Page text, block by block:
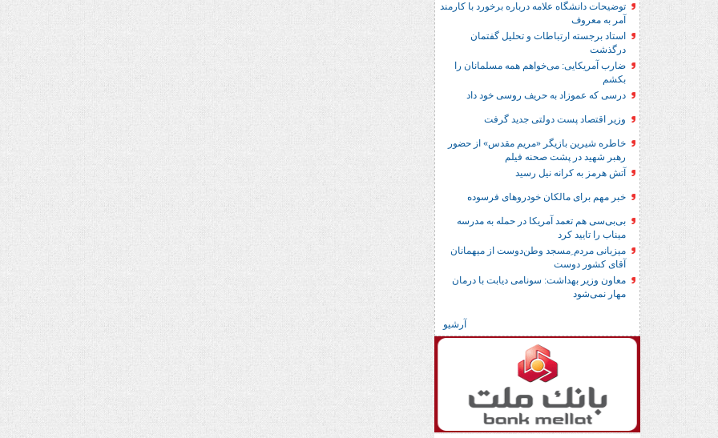
توضیحات دانشگاه علامه درباره برخورد با کارمند
آمر به معروف
استاد برجسته ارتباطات و تحلیل گفتمان
درگذشت
ضارب آمریکایی: می‌خواهم همه مسلمانان را
بکشم
درسی که عموزاد به حریف روسی خود داد
وزیر اقتصاد پست دولتی جدید گرفت
خاطره شیرین بازیگر «مریم مقدس» از حضور
رهبر شهید در پشت صحنه فیلم
آتش هرمز به کرانه نیل رسید
خبر مهم برای مالکان خودروهای فرسوده
بی‌بی‌سی هم تعمد آمریکا در حمله به مدرسه
میناب را تایید کرد
میزبانی مردم ِمسجد وطن‌دوست از میهمانان
آقای کشور دوست
معاون وزیر بهداشت: سونامی دیابت با درمان
مهار نمی‌شود
آرشیو
خامنه ای